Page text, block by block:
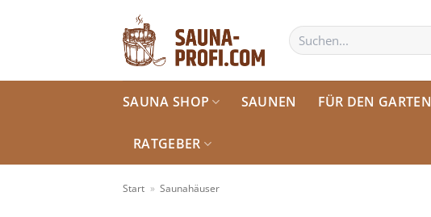
Suchen
nach:
SAUNA SHOP SAUNEN FÜR DEN GARTEN
RATGEBER
Start » Saunahäuser